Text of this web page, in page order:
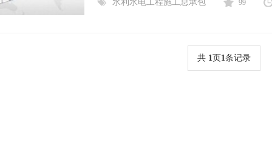
水利水电工程施工总承包 99
共 1页1条记录